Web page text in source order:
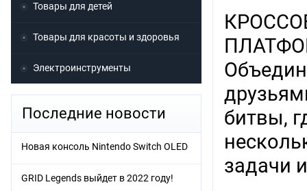
битвы,
задачи
Товары для детей
Товары для красоты и здоровья
Электроинструменты
Последние новости
Новая консоль Nintendo Switch OLED
GRID Legends выйдет в 2022 году!